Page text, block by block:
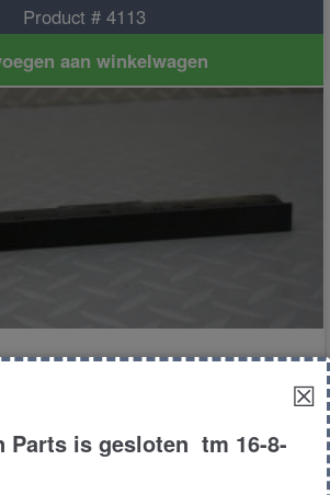
Product # 4113
aan winkelwagen
€ 10.00
☒
Parts is gesloten tm 16-8-